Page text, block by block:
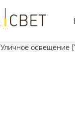
Уличное освещение